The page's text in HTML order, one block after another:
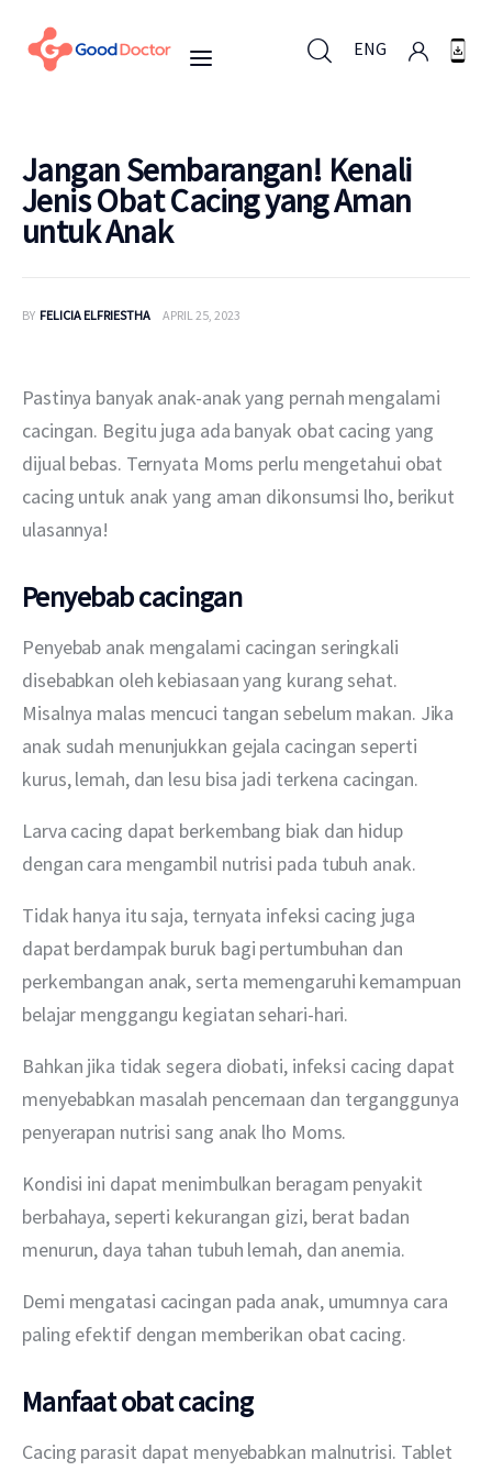
ENG
Untuk Bisnis
Berita
Layanan
Jangan Sembarangan! Kenali
Jenis Obat Cacing yang Aman
untuk Anak
BY FELICIA ELFRIESTHA APRIL 25, 2023
Pastinya banyak anak-anak yang pernah mengalami
cacingan. Begitu juga ada banyak obat cacing yang
dijual bebas. Ternyata Moms perlu mengetahui obat
cacing untuk anak yang aman dikonsumsi lho, berikut
ulasannya!
Penyebab cacingan
Penyebab anak mengalami cacingan seringkali
disebabkan oleh kebiasaan yang kurang sehat.
Misalnya malas mencuci tangan sebelum makan. Jika
anak sudah menunjukkan gejala cacingan seperti
kurus, lemah, dan lesu bisa jadi terkena cacingan.
Larva cacing dapat berkembang biak dan hidup
dengan cara mengambil nutrisi pada tubuh anak.
Tidak hanya itu saja, ternyata infeksi cacing juga
dapat berdampak buruk bagi pertumbuhan dan
perkembangan anak, serta memengaruhi kemampuan
belajar menggangu kegiatan sehari-hari.
Bahkan jika tidak segera diobati, infeksi cacing dapat
menyebabkan masalah pencernaan dan terganggunya
penyerapan nutrisi sang anak lho Moms.
Kondisi ini dapat menimbulkan beragam penyakit
berbahaya, seperti kekurangan gizi, berat badan
menurun, daya tahan tubuh lemah, dan anemia.
Demi mengatasi cacingan pada anak, umumnya cara
paling efektif dengan memberikan obat cacing.
Manfaat obat cacing
Cacing parasit dapat menyebabkan malnutrisi. Tablet